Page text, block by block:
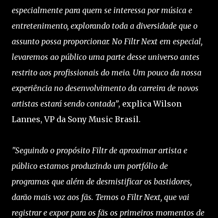
especialmente para quem se interessa por música e
entretenimento, explorando toda a diversidade que o
assunto possa proporcionar. No Filtr Next em especial,
levaremos ao público uma parte desse universo antes
restrito aos profissionais do meio. Um pouco da nossa
experiência no desenvolvimento da carreira de novos
artistas estará sendo contada”, explica Wilson
Lannes, VP da Sony Music Brasil.
"Seguindo o propósito Filtr de aproximar artista e
público estamos produzindo um portfólio de
programas que além de desmistificar os bastidores,
darão mais voz aos fãs. Temos o Filtr Next, que vai
registrar e expor para os fãs os primeiros momentos de